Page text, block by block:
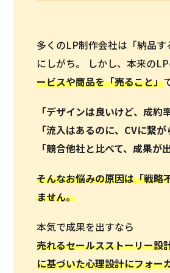
多くのLP制作会社は「納品す
にしがち。 しかし、本来の
ービスや商品を「売ること」
「デザインは良いけど、成約
「流入はあるのに、CVに繋
「競合他社と比べて、成果が
そんなお悩みの原因は「戦略
ません。
本気で成果を出すなら
売れるセールスストーリー設
に基づいた心理設計にフォー